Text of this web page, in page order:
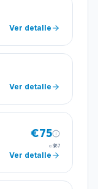
Ver detalle
Ver detalle
€75
≈ $87
Ver detalle